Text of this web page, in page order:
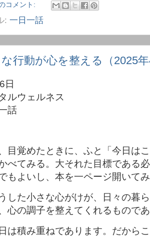
コメント:
: 一日一話
行動が心を整える（2025
日
ルウェルネス
話
目覚めたときに、ふと「今日は
べてみる。大それた目標である
もよいし、本を一ページ開いて
した小さな心がけが、日々の暮
心の調子を整えてくれるもので
は積み重ねであります。だから